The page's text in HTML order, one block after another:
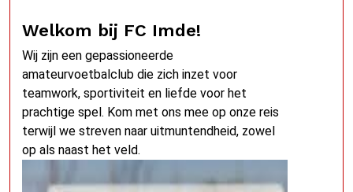
Welkom bij FC Imde!
Wij zijn een gepassioneerde
amateurvoetbalclub die zich inzet voor
teamwork, sportiviteit en liefde voor het
prachtige spel. Kom met ons mee op onze reis
terwijl we streven naar uitmuntendheid, zowel
op als naast het veld.